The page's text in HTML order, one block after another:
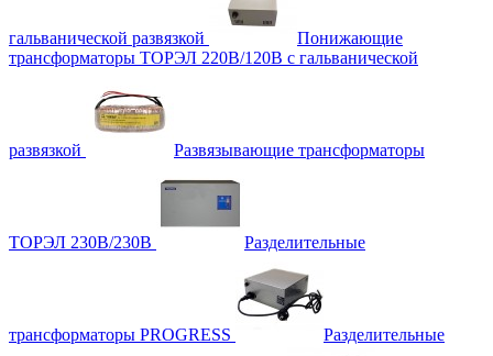
гальванической развязкой
Понижающие
трансформаторы ТОРЭЛ 220В/120В с гальванической
развязкой Развязывающие трансформаторы
ТОРЭЛ 230В/230В Разделительные
трансформаторы PROGRESS Разделительные